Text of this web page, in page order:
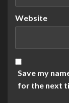
Website
Save my
for the next